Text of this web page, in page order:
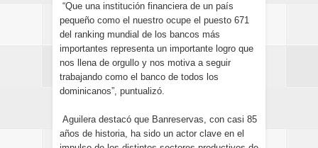
“Que una institución financiera de un país
pequeño como el nuestro ocupe el puesto 671
del ranking mundial de los bancos más
importantes representa un importante logro que
nos llena de orgullo y nos motiva a seguir
trabajando como el banco de todos los
dominicanos”, puntualizó.
Aguilera destacó que Banreservas, con casi 85
años de historia, ha sido un actor clave en el